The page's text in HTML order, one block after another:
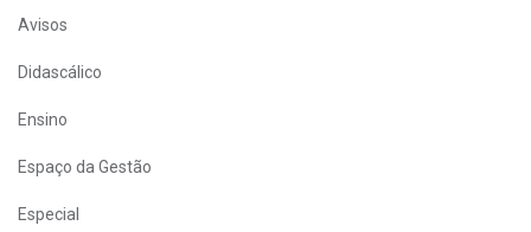
Avisos
Didascálico
Ensino
Espaço da Gestão
Especial